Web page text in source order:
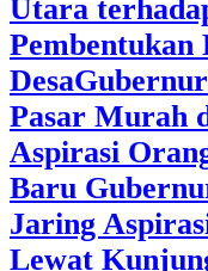
Utara
Pembentukan
Desa
Pasar Murah
Aspirasi
Baru
Jaring
Lewat